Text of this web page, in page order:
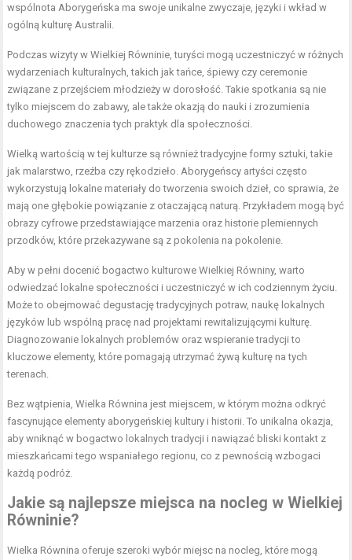
wspólnota Aborygeńska ma swoje unikalne zwyczaje, języki i wkład w
ogólną kulturę Australii.
Podczas wizyty w Wielkiej Równinie, turyści mogą uczestniczyć w różnych
wydarzeniach kulturalnych, takich jak tańce, śpiewy czy ceremonie
związane z przejściem młodzieży w dorosłość. Takie spotkania są nie
tylko miejscem do zabawy, ale także okazją do nauki i zrozumienia
duchowego znaczenia tych praktyk dla społeczności.
Wielką wartością w tej kulturze są również tradycyjne formy sztuki, takie
jak malarstwo, rzeźba czy rękodzieło. Aborygeńscy artyści często
wykorzystują lokalne materiały do tworzenia swoich dzieł, co sprawia, że
mają one głębokie powiązanie z otaczającą naturą. Przykładem mogą być
obrazy cyfrowe przedstawiające marzenia oraz historie plemiennych
przodków, które przekazywane są z pokolenia na pokolenie.
Aby w pełni docenić bogactwo kulturowe Wielkiej Równiny, warto
odwiedzać lokalne społeczności i uczestniczyć w ich codziennym życiu.
Może to obejmować degustację tradycyjnych potraw, naukę lokalnych
języków lub wspólną pracę nad projektami rewitalizującymi kulturę.
Diagnozowanie lokalnych problemów oraz wspieranie tradycji to
kluczowe elementy, które pomagają utrzymać żywą kulturę na tych
terenach.
Bez wątpienia, Wielka Równina jest miejscem, w którym można odkryć
fascynujące elementy aborygeńskiej kultury i historii. To unikalna okazja,
aby wniknąć w bogactwo lokalnych tradycji i nawiązać bliski kontakt z
mieszkańcami tego wspaniałego regionu, co z pewnością wzbogaci
każdą podróż.
Jakie są najlepsze miejsca na nocleg w Wielkiej
Równinie?
Wielka Równina oferuje szeroki wybór miejsc na nocleg, które mogą